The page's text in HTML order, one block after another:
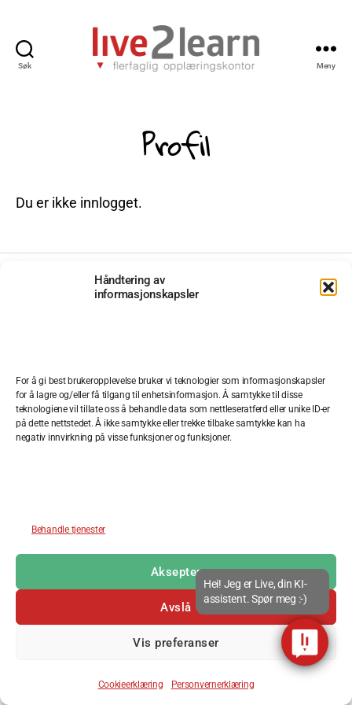
Håndtering av
informasjonskapsler
For å gi best brukeropplevelse bruker vi teknologier som informasjonskapsler
for å lagre og/eller få tilgang til enhetsinformasjon. Å samtykke til disse
teknologiene vil tillate oss å behandle data som nettleseratferd eller unike ID-er
på dette nettstedet. Å ikke samtykke eller trekke tilbake samtykke kan ha
negativ innvirkning på visse funksjoner og funksjoner.
Behandle tjenester
Aksepter
Avslå
Vis preferanser
Cookieerklæring Personvernerklæring
Søk
Learn
Meny
Profil
Du er ikke innlogget.
Live2Learn
Trollhaugmyra 15, 5353 Straume
Tlf:47309999
© 2026L2L – Live 2 Learn
Opp↑
Hei! Jeg er Live, din KI-
assistent. Spør meg :-)